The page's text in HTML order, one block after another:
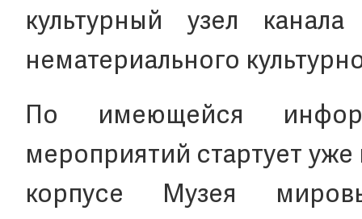
культурный узел
нематериального
По имеющейся
мероприятий стартует
корпусе Музея